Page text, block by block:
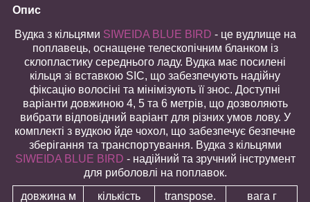
Опис
Вудка з кільцями SIWEIDA BLUE BIRD - це вудлище на
поплавець, оснащене телескопічним бланком із
склопластику середнього ладу. Вудка має посилені
кільця зі вставкою SIC, що забезпечують надійну
фіксацію волосіні та мінімізують її знос. Доступні
варіанти довжиною 4, 5 та 6 метрів, що дозволяють
вибрати відповідний варіант для різних умов лову. У
комплекті з вудкою йде чохол, що забезпечує безпечне
зберігання та транспортування. Вудка з кільцями
SIWEIDA BLUE BIRD - надійний та зручний інструмент
для риболовлі на поплавок.
довжина м
кількість
transpose.
вага г